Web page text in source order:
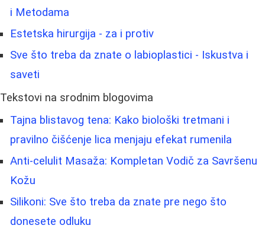
i Metodama
Estetska hirurgija - za i protiv
Sve što treba da znate o labioplastici - Iskustva i
saveti
Tekstovi na srodnim blogovima
Tajna blistavog tena: Kako biološki tretmani i
pravilno čišćenje lica menjaju efekat rumenila
Anti-celulit Masaža: Kompletan Vodič za Savršenu
Kožu
Silikoni: Sve što treba da znate pre nego što
donesete odluku